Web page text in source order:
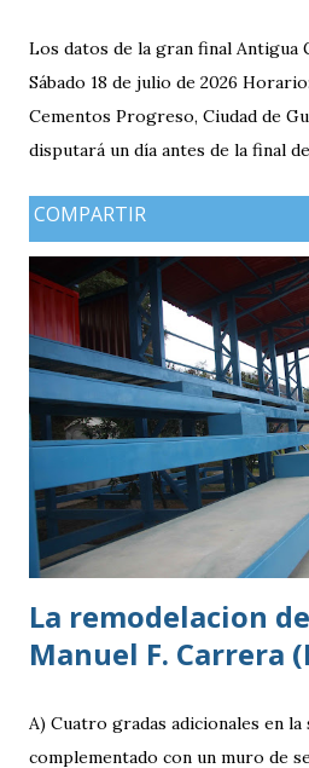
Los datos de la gran final Antigua
Sábado 18 de julio de 2026
Cementos Progreso, Ciudad de
disputará un día antes de la final
especialmente futbolera para los
guatemaltecos. Antigua GFC
equipo más regular del torneo
COMPARTIR
La remodelacion
Manuel F. Carrera
A) Cuatro gradas adicionales en
complementado con un muro de